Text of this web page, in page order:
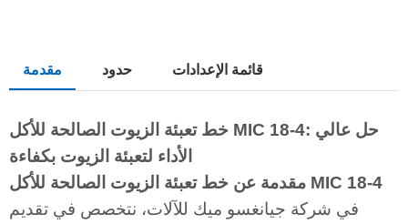
مقدمة حدود قائمة الإعدادات
خط تعبئة الزيوت الصالحة للأكل MIC 18-4: حل عالي
الأداء لتعبئة الزيوت بكفاءة
مقدمة عن خط تعبئة الزيوت الصالحة للأكل MIC 18-4
في شركة جيانغسو ميك للآلات، نتخصص في تقديم